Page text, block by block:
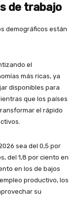
de trabajo
demográficos están
el
más ricas, ya
disponibles para
que los países
el rápido
sea del 0,5 por
del 1,8 por ciento en
en los de bajos
productivo, los
su